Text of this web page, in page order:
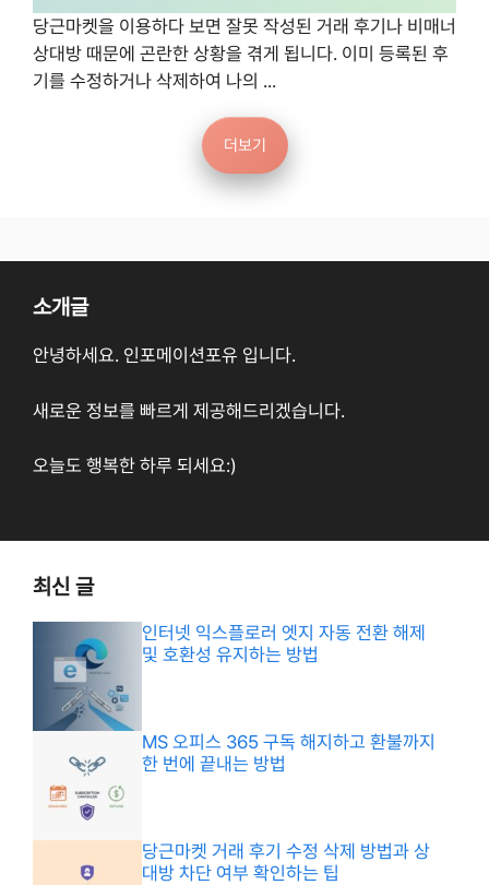
당근마켓을 이용하다 보면 잘못 작성된 거래 후기나 비매너
상대방 때문에 곤란한 상황을 겪게 됩니다. 이미 등록된 후
기를 수정하거나 삭제하여 나의 ...
더보기
소개글
안녕하세요. 인포메이션포유 입니다.
새로운 정보를 빠르게 제공해드리겠습니다.
오늘도 행복한 하루 되세요:)
최신 글
인터넷 익스플로러 엣지 자동 전환 해제
및 호환성 유지하는 방법
MS 오피스 365 구독 해지하고 환불까지
한 번에 끝내는 방법
당근마켓 거래 후기 수정 삭제 방법과 상
대방 차단 여부 확인하는 팁